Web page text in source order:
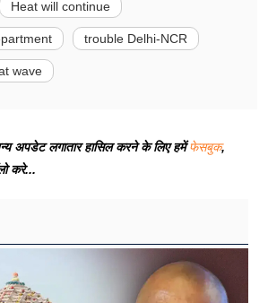
Heat will continue
trouble Delhi-NCR
wave
लगातार हासिल करने के लिए हमेंफेसबुक,
करे...